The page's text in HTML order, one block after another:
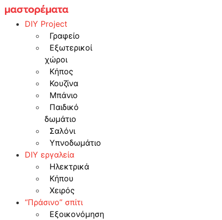
Skip
to
content
DIY Project
Γραφείο
Εξωτερικοί
χώροι
Κήπος
Κουζίνα
Μπάνιο
Παιδικό
δωμάτιο
Σαλόνι
Υπνοδωμάτιο
DIY εργαλεία
Ηλεκτρικά
Κήπου
Χειρός
“Πράσινο” σπίτι
Εξοικονόμηση